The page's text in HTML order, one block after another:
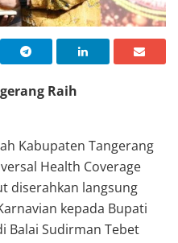
Raih
Kabupaten Tangerang
Health Coverage
diserahkan langsung
kepada Bupati
Balai Sudirman Tebet